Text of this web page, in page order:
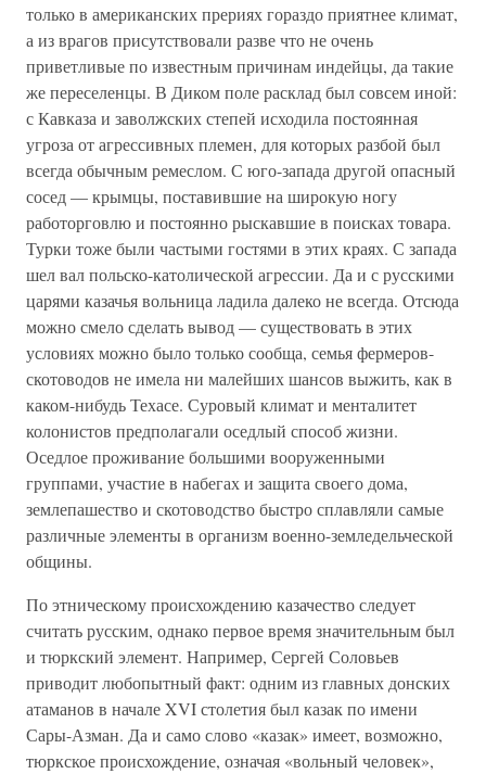
только в американских прериях гораздо приятнее климат,
а из врагов присутствовали разве что не очень
приветливые по известным причинам индейцы, да такие
же переселенцы. В Диком поле расклад был совсем иной:
с Кавказа и заволжских степей исходила постоянная
угроза от агрессивных племен, для которых разбой был
всегда обычным ремеслом. С юго-запада другой опасный
сосед — крымцы, поставившие на широкую ногу
работорговлю и постоянно рыскавшие в поисках товара.
Турки тоже были частыми гостями в этих краях. С запада
шел вал польско-католической агрессии. Да и с русскими
царями казачья вольница ладила далеко не всегда. Отсюда
можно смело сделать вывод — существовать в этих
условиях можно было только сообща, семья фермеров-
скотоводов не имела ни малейших шансов выжить, как в
каком-нибудь Техасе. Суровый климат и менталитет
колонистов предполагали оседлый способ жизни.
Оседлое проживание большими вооруженными
группами, участие в набегах и защита своего дома,
землепашество и скотоводство быстро сплавляли самые
различные элементы в организм военно-земледельческой
общины.
По этническому происхождению казачество следует
считать русским, однако первое время значительным был
и тюркский элемент. Например, Сергей Соловьев
приводит любопытный факт: одним из главных донских
атаманов в начале XVI столетия был казак по имени
Сары-Азман. Да и само слово «казак» имеет, возможно,
тюркское происхождение, означая «вольный человек»,